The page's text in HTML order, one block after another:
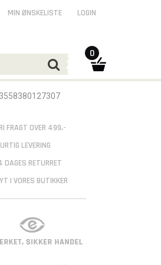
FRAGT OVER 499,-
LEVERING
DAGES RETURRET
I VORES BUTIKKER
MIN ØNSKELISTE LOGIN
0